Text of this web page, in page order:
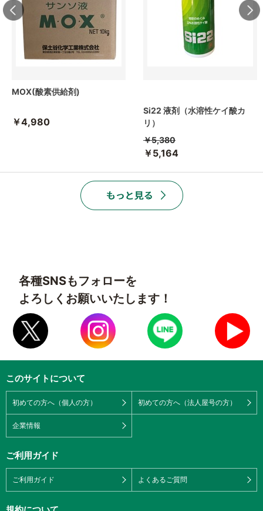
MOX(酸素供給剤)
￥4,980
Si22 液剤（水溶性ケイ酸カ
リ）
￥5,380
￥5,164
各種SNSもフォローを
よろしくお願いいたします！
このサイトについて
初めての方へ（個人の方） 初めての方へ（法人屋号の方）
企業情報
ご利用ガイド
ご利用ガイド よくあるご質問